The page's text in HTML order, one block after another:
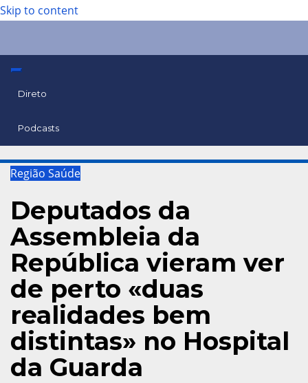
Skip to content
Direto
Podcasts
Região Saúde
Deputados da
Assembleia da
República vieram ver
de perto «duas
realidades bem
distintas» no Hospital
da Guarda